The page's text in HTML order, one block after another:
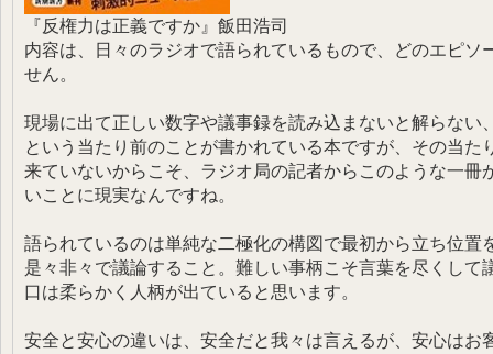
『反権力は正義ですか』飯田浩司
内容は、日々のラジオで語られているもので、どのエピソ
せん。
現場に出て正しい数字や議事録を読み込まないと解らない
という当たり前のことが書かれている本ですが、その当た
来ていないからこそ、ラジオ局の記者からこのような一冊
いことに現実なんですね。
語られているのは単純な二極化の構図で最初から立ち位置
是々非々で議論すること。難しい事柄こそ言葉を尽くして
口は柔らかく人柄が出ていると思います。
安全と安心の違いは、安全だと我々は言えるが、安心はお